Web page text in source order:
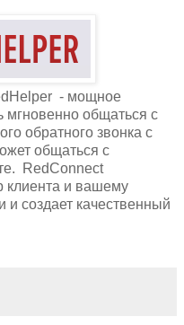
- мощное
общаться с
обратного звонка с
общаться с
RedConnect
клиента и вашему
создает качественный